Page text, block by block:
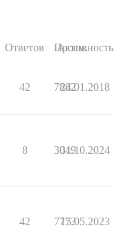
Ответов Просм.
Активность
42 7882
24.01.2018
8 3049
31.10.2024
42 7773
15.05.2023